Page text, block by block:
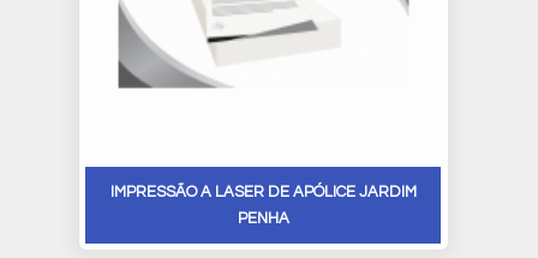
IMPRESSÃO A LASER DE APÓLICE JARDIM
PENHA